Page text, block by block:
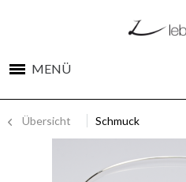
MENÜ
Übersicht Schmuck